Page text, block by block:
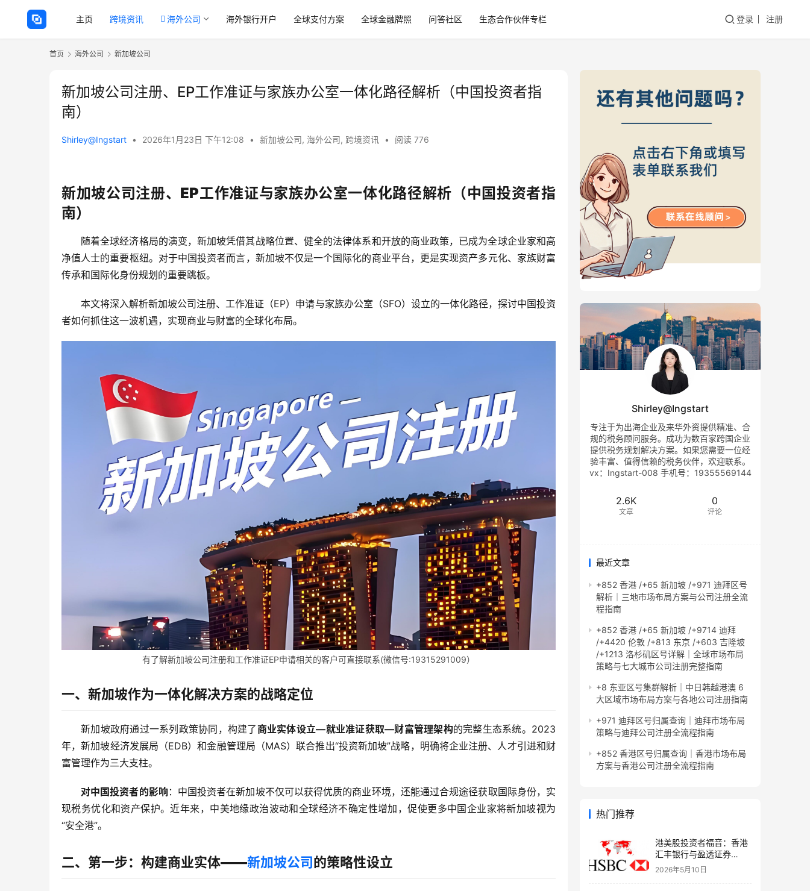
主页 跨境资讯 海外公司 海外银行开户 全球支付方案 全球金融牌照 问答社区 生态合作伙伴专栏 登录 注册
首页 海外公司 新加坡公司
新加坡公司注册、EP工作准证与家族办公室一体化路径解析（中国投资者指
南）
Shirley@Ingstart • 2026年1月23日 下午12:08 • 新加坡公司, 海外公司, 跨境资讯 • 阅读 776
新加坡公司注册、EP工作准证与家族办公室一体化路径解析（中国投资者指
南）
随着全球经济格局的演变，新加坡凭借其战略位置、健全的法律体系和开放的商业政策，已成为全球企业家和高
净值人士的重要枢纽。对于中国投资者而言，新加坡不仅是一个国际化的商业平台，更是实现资产多元化、家族财富
传承和国际化身份规划的重要跳板。
本文将深入解析新加坡公司注册、工作准证（EP）申请与家族办公室（SFO）设立的一体化路径，探讨中国投资
者如何抓住这一波机遇，实现商业与财富的全球化布局。
有了解新加坡公司注册和工作准证EP申请相关的客户可直接联系(微信号:19315291009）
一、新加坡作为一体化解决方案的战略定位
新加坡政府通过一系列政策协同，构建了商业实体设立—就业准证获取—财富管理架构的完整生态系统。2023
年，新加坡经济发展局（EDB）和金融管理局（MAS）联合推出“投资新加坡”战略，明确将企业注册、人才引进和财
富管理作为三大支柱。
对中国投资者的影响：中国投资者在新加坡不仅可以获得优质的商业环境，还能通过合规途径获取国际身份，实
现税务优化和资产保护。近年来，中美地缘政治波动和全球经济不确定性增加，促使更多中国企业家将新加坡视为
“安全港”。
二、第一步：构建商业实体——新加坡公司的策略性设立
Shirley@Ingstart
专注于为出海企业及来华外资提供精准、合
规的税务顾问服务。成功为数百家跨国企业
提供税务规划解决方案。如果您需要一位经
验丰富、值得信赖的税务伙伴，欢迎联系。
vx：Ingstart-008 手机号：19355569144
2.6K
文章
0
评论
最近文章
+852 香港 /+65 新加坡 /+971 迪拜区号
解析｜三地市场布局方案与公司注册全流
程指南
+852 香港 /+65 新加坡 /+9714 迪拜
/+4420 伦敦 /+813 东京 /+603 吉隆坡
/+1213 洛杉矶区号详解｜全球市场布局
策略与七大城市公司注册完整指南
+8 东亚区号集群解析｜中日韩越港澳 6
大区域市场布局方案与各地公司注册指南
+971 迪拜区号归属查询｜迪拜市场布局
策略与迪拜公司注册全流程指南
+852 香港区号归属查询｜香港市场布局
方案与香港公司注册全流程指南
热门推荐
港美股投资者福音：香港
汇丰银行与盈透证券
（IBKR）绑定入金全流
2026年5月10日